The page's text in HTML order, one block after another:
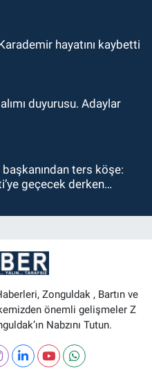
hayatını kaybetti
duyurusu. Adaylar
ters köşe:
geçecek derken…
Zonguldak , Bartın ve
önemli gelişmeler Z
Nabzını Tutun.